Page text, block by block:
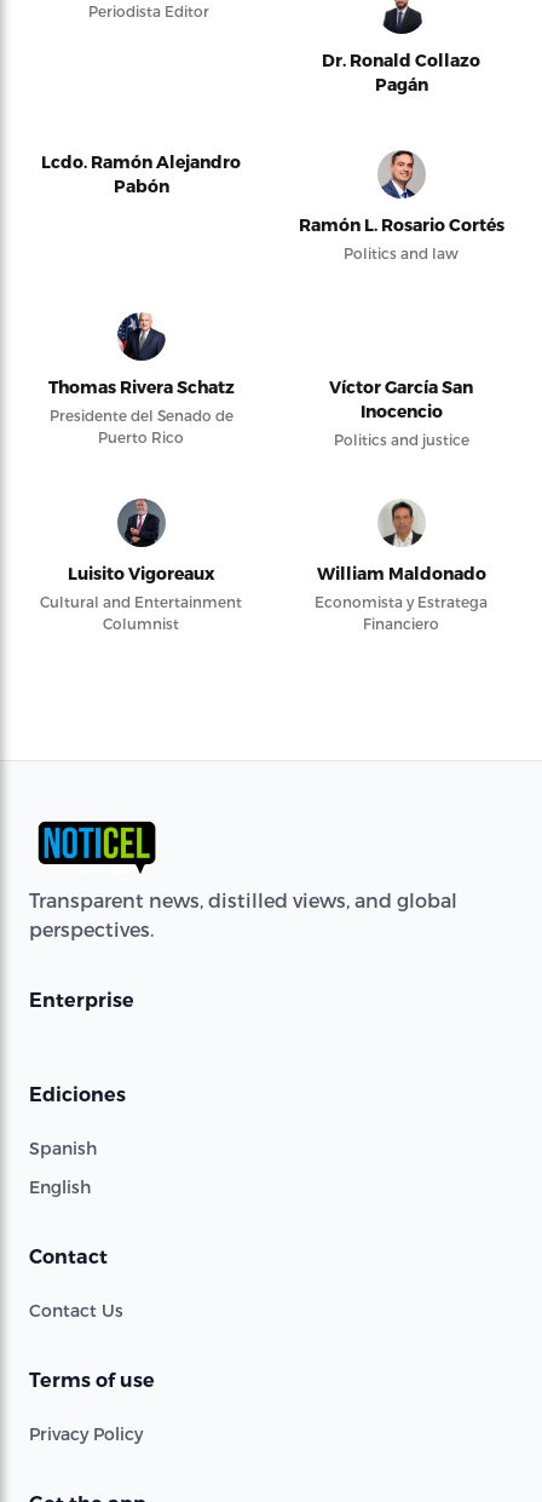
Periodista Editor
Dr. Ronald Collazo
Pagán
Lcdo. Ramón Alejandro
Pabón
Ramón L. Rosario Cortés
Politics and law
Thomas Rivera Schatz
Presidente del Senado de
Puerto Rico
Víctor García San
Inocencio
Politics and justice
Luisito Vigoreaux
Cultural and Entertainment
Columnist
William Maldonado
Economista y Estratega
Financiero
Transparent news, distilled views, and global
perspectives.
Enterprise
Ediciones
Spanish
English
Contact
Contact Us
Terms of use
Privacy Policy